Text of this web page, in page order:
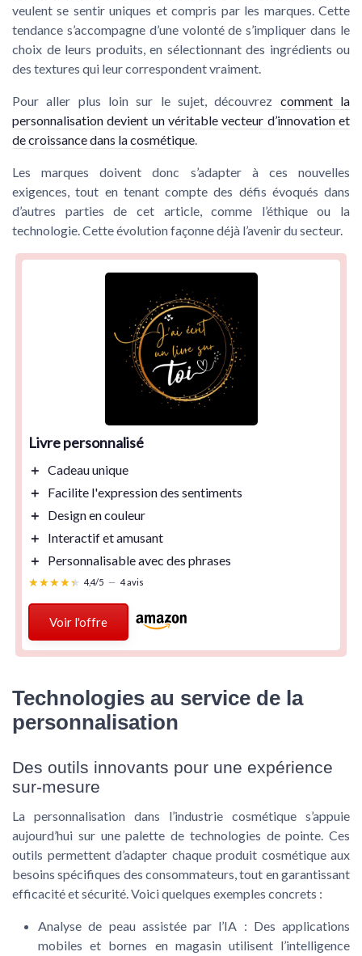
veulent se sentir uniques et compris par les marques. Cette
tendance s’accompagne d’une volonté de s’impliquer dans le
choix de leurs produits, en sélectionnant des ingrédients ou
des textures qui leur correspondent vraiment.
Pour aller plus loin sur le sujet, découvrez comment la
personnalisation devient un véritable vecteur d’innovation et
de croissance dans la cosmétique.
Les marques doivent donc s’adapter à ces nouvelles
exigences, tout en tenant compte des défis évoqués dans
d’autres parties de cet article, comme l’éthique ou la
technologie. Cette évolution façonne déjà l’avenir du secteur.
Livre personnalisé
＋ Cadeauunique
＋
Facilite l'expressiondes sentiments
＋
Design encouleur
＋
Interactifet amusant
＋
Personnalisableavec des phrases
★★★★★
★★★★★ 4,4/5 — 4 avis
Voir l'offre
Technologies au service de la
personnalisation
Des outils innovants pour une expérience
sur-mesure
La personnalisation dans l’industrie cosmétique s’appuie
aujourd’hui sur une palette de technologies de pointe. Ces
outils permettent d’adapter chaque produit cosmétiqueaux
besoins spécifiques des consommateurs, tout en garantissant
efficacité et sécurité. Voici quelques exemples concrets :
Analyse de peau assistée par l’IA : Des applications
mobiles et bornes en magasin utilisent l’intelligence